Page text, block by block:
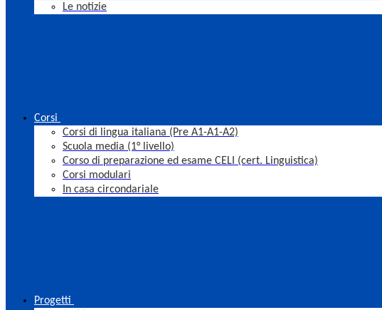
Le notizie
Corsi
Corsi di lingua italiana (Pre A1-A1-A2)
Scuola media (1° livello)
Corso di preparazione ed esame CELI (cert. Linguistica)
Corsi modulari
In casa circondariale
Progetti